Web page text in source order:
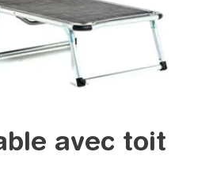
avec toit